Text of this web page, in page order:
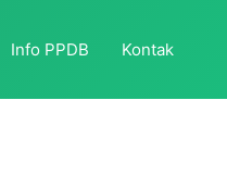
Info PPDB Kontak